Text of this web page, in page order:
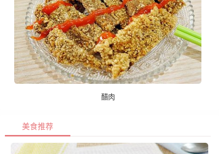
醋肉
美食推荐